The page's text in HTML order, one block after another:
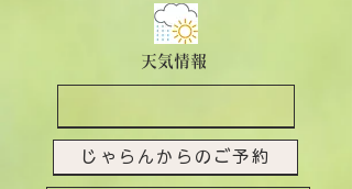
じゃらんからのご予約
天気情報